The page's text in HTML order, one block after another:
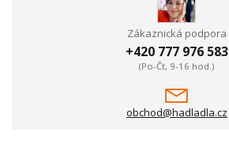
Zákaznická podpora
+420 777 976 583
(Po-Čt, 9-16 hod.)
obchod@hadladla.cz